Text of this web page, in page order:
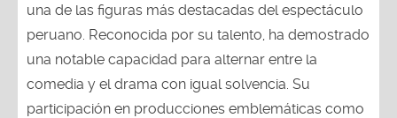
una de las figuras más destacadas del espectáculo
peruano. Reconocida por su talento, ha demostrado
una notable capacidad para alternar entre la
comedia y el drama con igual solvencia. Su
participación en producciones emblemáticas como